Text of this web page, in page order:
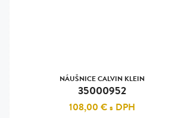
NÁUŠNICE CALVIN KLEIN
35000952
108,00 €s DPH